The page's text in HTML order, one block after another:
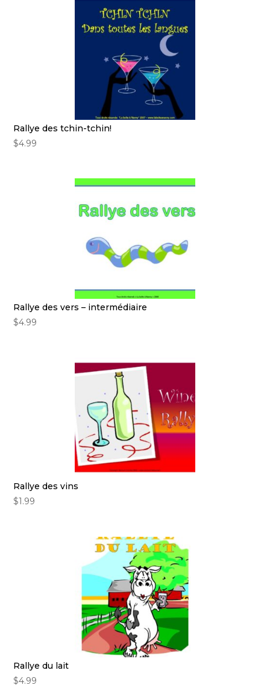
Rallye des tchin-tchin!
$4.99
Rallye des vers – intermédiaire
$4.99
Rallye des vins
$1.99
Rallye du lait
$4.99